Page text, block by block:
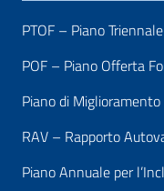
PTOF – Piano
POF – Piano Offerta
Piano di Miglioramento
RAV – Rapporto
Piano Annuale per